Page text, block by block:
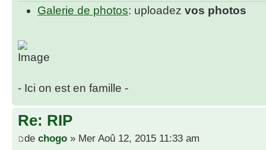
Galerie de photos: uploadez vos photos
- Ici on est en famille -
Re: RIP
de chogo » Mer Aoû 12, 2015 11:33 am